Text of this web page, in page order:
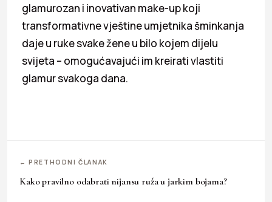
glamurozan i inovativan make-up koji
transformativne vještine umjetnika šminkanja
daje u ruke svake žene u bilo kojem dijelu
svijeta – omogućavajući im kreirati vlastiti
glamur svakoga dana.
← PRETHODNI ČLANAK
Kako pravilno odabrati nijansu ruža u jarkim bojama?